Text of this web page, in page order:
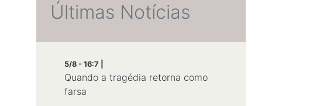
Últimas Notícias
5/8 - 16:7 |
Quando a tragédia retorna como
farsa